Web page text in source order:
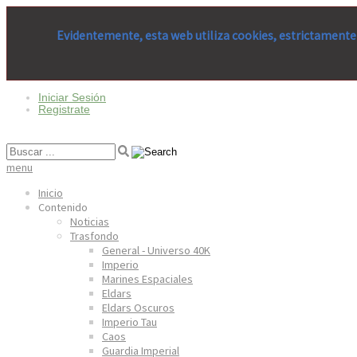
Evidentemente, esta web utiliza cookies,
Iniciar Sesión
Registrate
menu
Inicio
Contenido
Noticias
Trasfondo
General - Universo 40K
Imperio
Marines Espaciales
Eldars
Eldars Oscuros
Imperio Tau
Caos
Guardia Imperial